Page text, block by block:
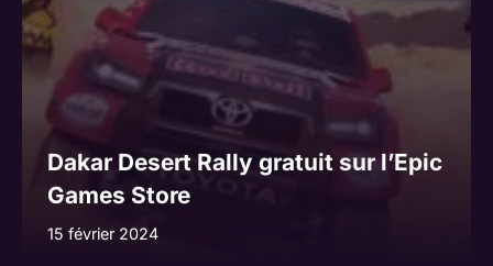
Dakar Desert Rally gratuit sur l’Epic
Games Store
15 février 2024